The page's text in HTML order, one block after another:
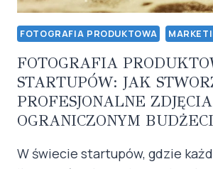
FOTOGRAFIA PRODUKTOWA
FOTOGRAFIA
STARTUPÓW: JAK
PROFESJONALNE
OGRANICZONYM
W świecie startupów, gdzie